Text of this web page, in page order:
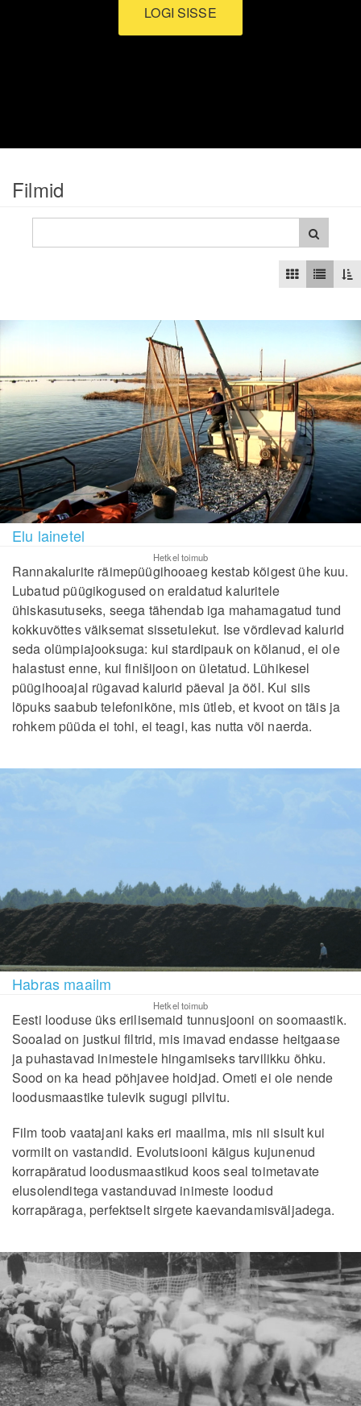
LOGI SISSE
Filmid
Elu lainetel
Hetkel toimub
Rannakalurite räimepüügihooaeg kestab kõigest ühe kuu.
Lubatud püügikogused on eraldatud kaluritele
ühiskasutuseks, seega tähendab iga mahamagatud tund
kokkuvõttes väiksemat sissetulekut. Ise võrdlevad kalurid
seda olümpiajooksuga: kui stardipauk on kõlanud, ei ole
halastust enne, kui finišijoon on ületatud. Lühikesel
püügihooajal rügavad kalurid päeval ja ööl. Kui siis
lõpuks saabub telefonikõne, mis ütleb, et kvoot on täis ja
rohkem püüda ei tohi, ei teagi, kas nutta või naerda.
Habras maailm
Hetkel toimub
Eesti looduse üks erilisemaid tunnusjooni on soomaastik.
Sooalad on justkui filtrid, mis imavad endasse heitgaase
ja puhastavad inimestele hingamiseks tarvilikku õhku.
Sood on ka head põhjavee hoidjad. Ometi ei ole nende
loodusmaastike tulevik sugugi pilvitu.
Film toob vaatajani kaks eri maailma, mis nii sisult kui
vormilt on vastandid. Evolutsiooni käigus kujunenud
korrapäratud loodusmaastikud koos seal toimetavate
elusolenditega vastanduvad inimeste loodud
korrapäraga, perfektselt sirgete kaevandamisväljadega.